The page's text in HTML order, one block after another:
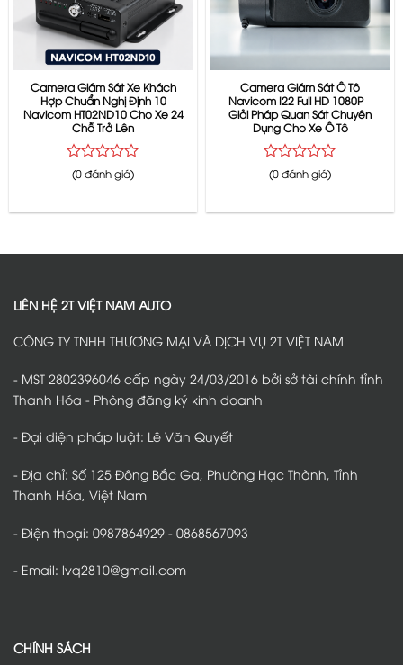
Camera Giám Sát Xe Khách
Hợp Chuẩn Nghị Định 10
Navicom HT02ND10 Cho Xe 24
Chỗ Trở Lên
Được
0
(0 đánh giá)
Camera Giám Sát Ô Tô
Navicom I22 Full HD 1080P –
Giải Pháp Quan Sát Chuyên
Dụng Cho Xe Ô Tô
Được
0
(0 đánh giá)
LIÊN HỆ 2T VIỆT NAM AUTO
CÔNG TY TNHH THƯƠNG MẠI VÀ DỊCH VỤ 2T VIỆT NAM
- MST 2802396046 cấp ngày 24/03/2016 bởi sở tài chính tỉnh
Thanh Hóa - Phòng đăng ký kinh doanh
- Đại diện pháp luật: Lê Văn Quyết
- Địa chỉ: Số 125 Đông Bắc Ga, Phường Hạc Thành, Tỉnh
Thanh Hóa, Việt Nam
- Điện thoại: 0987864929 - 0868567093
- Email: lvq2810@gmail.com
CHÍNH SÁCH